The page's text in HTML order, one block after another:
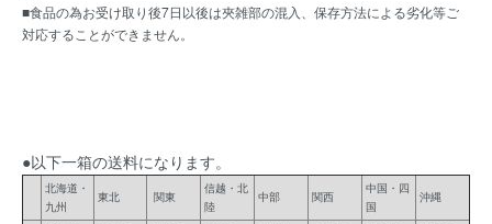
■食品の為お受け取り後7日以後は夾雑部の混入、保存方法による劣化等ご
対応することができません。
●以下一箱の送料になります。
北海道・
九州
東北 関東
信越・北
陸
中部 関西
中国・四
国
沖縄